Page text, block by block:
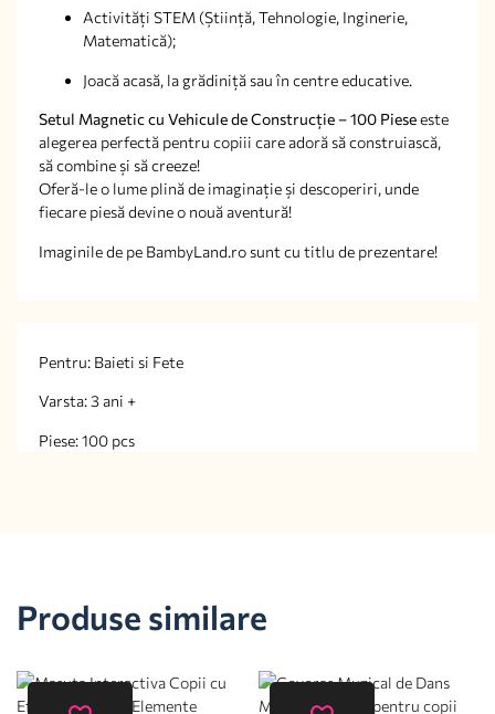
Activități STEM (Știință, Tehnologie, Inginerie,
Matematică);
Joacă acasă, la grădiniță sau în centre educative.
Setul Magnetic cu Vehicule de Construcție – 100 Pieseeste
alegerea perfectă pentru copiii care adoră să construiască,
să combine și să creeze!
Oferă-le o lume plină de imaginație și descoperiri, unde
fiecare piesă devine o nouă aventură!
Imaginile de pe BambyLand.ro sunt cu titlu de prezentare!
Pentru: Baieti si Fete
Varsta: 3 ani +
Piese: 100 pcs
Produse similare